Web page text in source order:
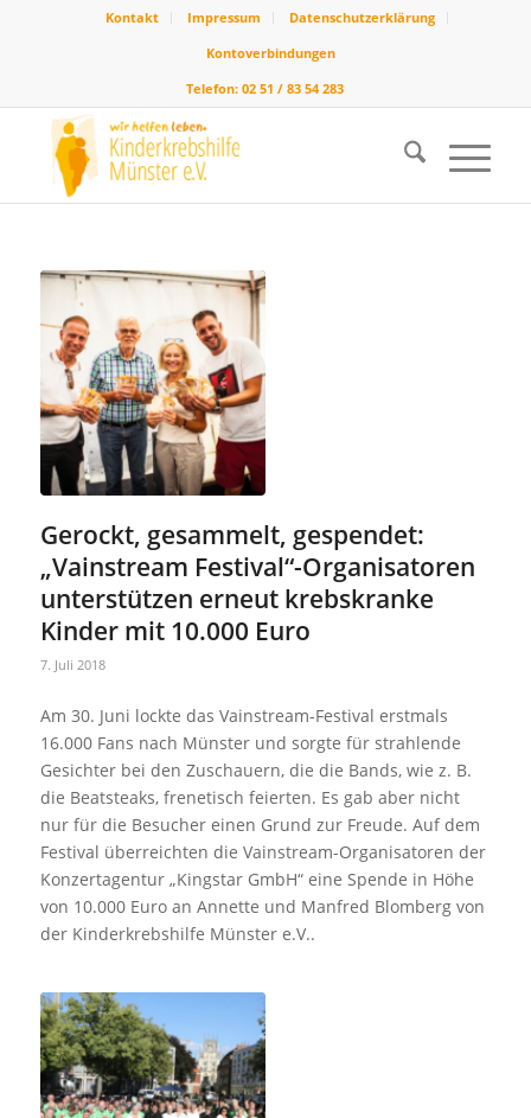
Kontakt Impressum
Datenschutzerklärung
Kontoverbindungen
Telefon: 02 51 / 83 54 283
Gerockt, gesammelt, gespendet:
„Vainstream Festival“-Organisatoren
unterstützen erneut krebskranke
Kinder mit 10.000 Euro
7. Juli 2018
Am 30. Juni lockte das Vainstream-Festival erstmals
16.000 Fans nach Münster und sorgte für strahlende
Gesichter bei den Zuschauern, die die Bands, wie z. B.
die Beatsteaks, frenetisch feierten. Es gab aber nicht
nur für die Besucher einen Grund zur Freude. Auf dem
Festival überreichten die Vainstream-Organisatoren der
Konzertagentur „Kingstar GmbH“ eine Spende in Höhe
von 10.000 Euro an Annette und Manfred Blomberg von
der Kinderkrebshilfe Münster e.V..